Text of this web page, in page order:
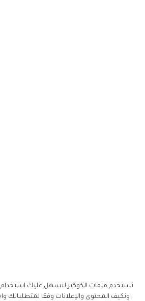
نستخدم ملفات الكوكيز لنسهل عليك استخدام
ونكيف المحتوى والإعلانات وفقا لمتطلباتك